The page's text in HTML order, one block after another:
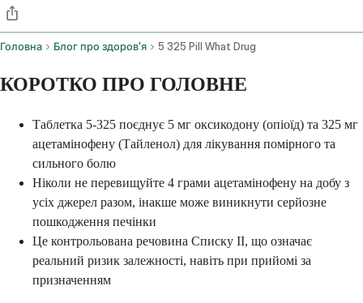
Головна Блог про здоров'я 5 325 Pill What Drug
КОРОТКО ПРО ГОЛОВНЕ
Таблетка 5-325 поєднує 5 мг оксикодону (опіоїд) та 325 мг
ацетамінофену (Тайленол) для лікування помірного та
сильного болю
Ніколи не перевищуйте 4 грами ацетамінофену на добу з
усіх джерел разом, інакше може виникнути серйозне
пошкодження печінки
Це контрольована речовина Списку II, що означає
реальний ризик залежності, навіть при прийомі за
призначенням